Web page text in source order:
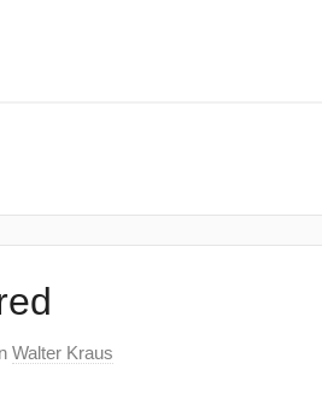
Walter Kraus